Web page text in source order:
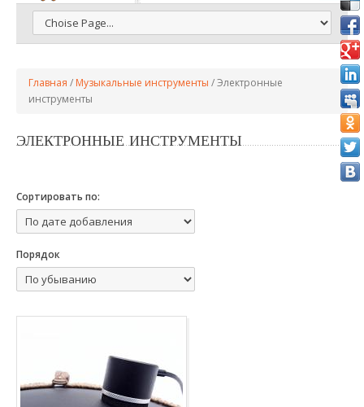
ВЫ ЗДЕСЬ
Главная / Музыкальные инструменты /Электронные
инструменты
ЭЛЕКТРОННЫЕ ИНСТРУМЕНТЫ
Сортировать по:
Порядок